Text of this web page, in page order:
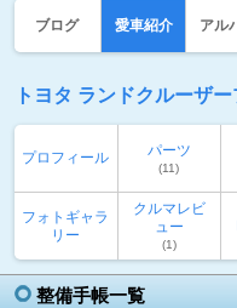
ブログ 愛車紹介 アル
トヨタ ランドクルーザ
プロフィール パーツ
(11)
フォトギャラ
リー
クルマレビ
ュー
(1)
整備手帳一覧